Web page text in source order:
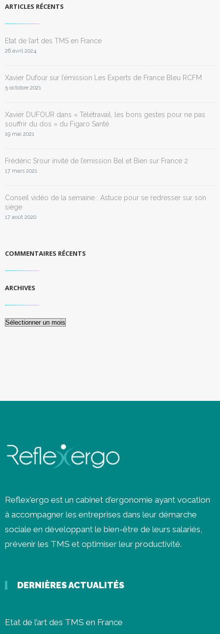
ARTICLES RÉCENTS
Etat de l’art des TMS en France
26 avril 2024
Xavier Dufour sur l’émission Les Experts de France Bleu RCFM
5 octobre 2021
Xavier DUFOUR dans « Télétravail, les bons gestes pour ne pas
souffrir du dos » du Figaro Santé
19 mai 2021
Frédéric Srour invité de l’emission Bel et Bien sur France 2
17 mars 2021
Conseil vidéo de la semaine : Astuce pour se redresser sur son
siège
17 août 2020
COMMENTAIRES RÉCENTS
ARCHIVES
Archives
Reflex'ergo est un cabinet d'ergonomie ayant vocation
à accompagner les entreprises dans leur démarche
sociale en développant le bien-être de leurs salariés,
prévenir les TMS et optimiser leur productivité.
DERNIÈRES ACTUALITÉS
Etat de l’art des TMS en France